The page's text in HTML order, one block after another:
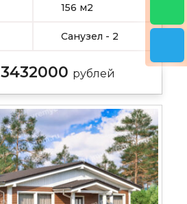
156 м2
Санузел - 2
3432000 рублей